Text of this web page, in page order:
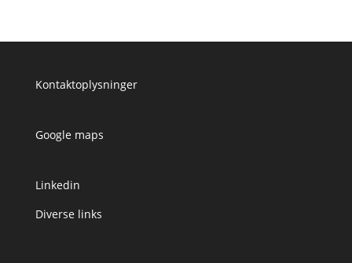
Kontaktoplysninger
Google maps
Linkedin
Diverse links